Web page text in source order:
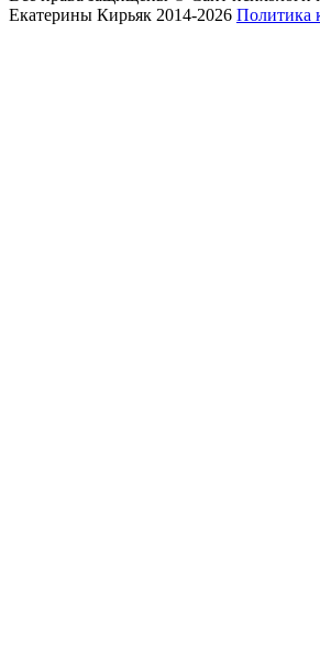
Екатерины Кирьяк 2014-2026 Политика